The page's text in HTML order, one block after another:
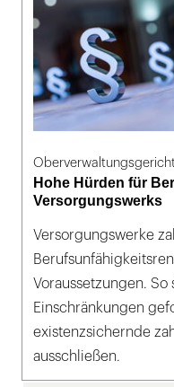
Hohe Hürden für
Versorgungswerks
Versorgungswerke
Voraussetzungen.
Einschränkungen
existenzsichernde
ausschließen.